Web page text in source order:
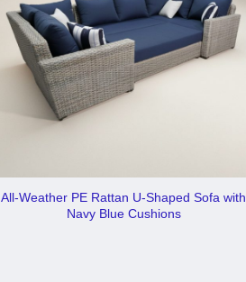
All-Weather PE Rattan U-Shaped Sofa with
Navy Blue Cushions